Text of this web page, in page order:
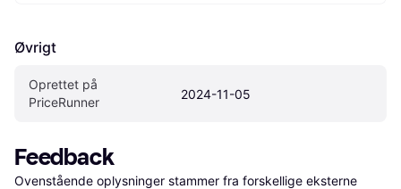
Øvrigt
Oprettet på
PriceRunner
2024-11-05
Feedback
Ovenstående oplysninger stammer fra forskellige eksterne